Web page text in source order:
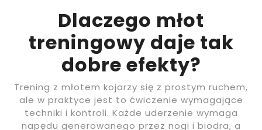
Dlaczego młot
treningowy daje tak
dobre efekty?
Trening z młotem kojarzy się z prostym ruchem,
ale w praktyce jest to ćwiczenie wymagające
techniki i kontroli. Każde uderzenie wymaga
napędu generowanego przez nogi i biodra, a